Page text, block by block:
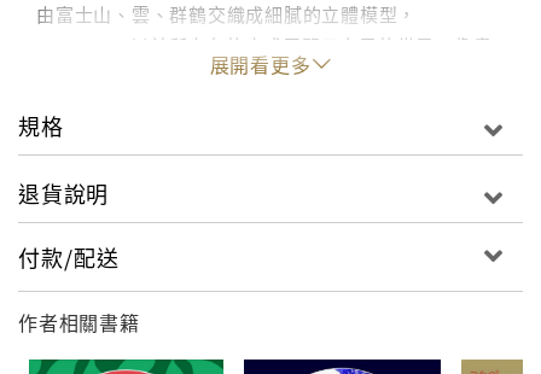
由富士山、雲、群鶴交織成細膩的立體模型，
360°BOOK以前所未有的方式展開三次元的世界。像畫
圓般翻開書頁，在一瞬間美麗的3D圖像就像變魔術般出
將我們從二次元帶領到三次元的世界。作者大野友資本
大學藝術資訊中心；360°BOOK正屬於數位製造
上的便條本時，呈現出紙頁的動態與弧度。
本書附日文與英文說明，不論用來佈置或當作禮物都很
適合。另外還有《360°BOOK白雪姫 SNOW WHITE》
展開看更多
規格
退貨說明
付款/配送
作者相關書籍